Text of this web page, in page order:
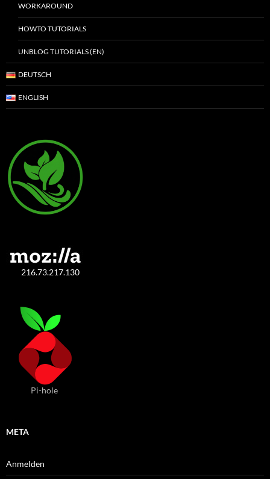
WORKAROUND
HOWTO TUTORIALS
UNBLOG TUTORIALS (EN)
DEUTSCH
ENGLISH
216.73.217.130
Pi-hole
META
Anmelden